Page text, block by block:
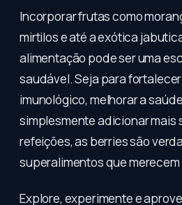
Incorporar frutas como
mirtilos e até a exótica
alimentação pode ser uma
saudável. Seja para
imunológico, melhorar a
simplesmente adicionar mais
refeições, as berries são
superalimentos que
Explore, experimente e